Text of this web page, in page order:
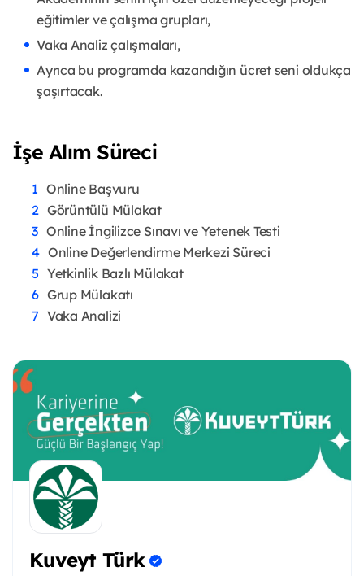
eğitimler ve çalışma grupları,
Vaka Analiz çalışmaları,
Ayrıca bu programda kazandığın ücret seni oldukça
şaşırtacak.
İşe Alım Süreci
Online Başvuru
Görüntülü Mülakat
Online İngilizce Sınavı ve Yetenek Testi
Online Değerlendirme Merkezi Süreci
Yetkinlik Bazlı Mülakat
Grup Mülakatı
Vaka Analizi
Kuveyt Türk